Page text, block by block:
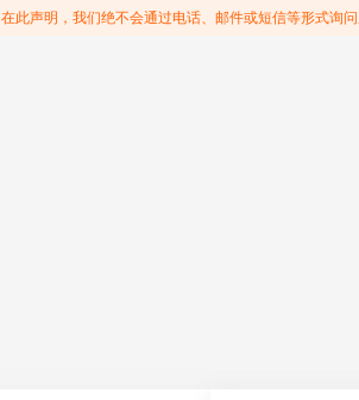
此声明，我们绝不会通过电话、邮件或短信等形式询